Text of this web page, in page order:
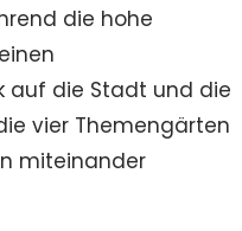
die hohe
auf die Stadt und die
vier Themengärten
miteinander